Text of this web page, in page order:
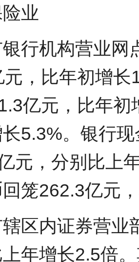
业
行机构营业网
，比年初增
亿元，比年
长5.3%。银行
元，分别比上
笼262.3亿元
区内证券营业
年增长2.5倍